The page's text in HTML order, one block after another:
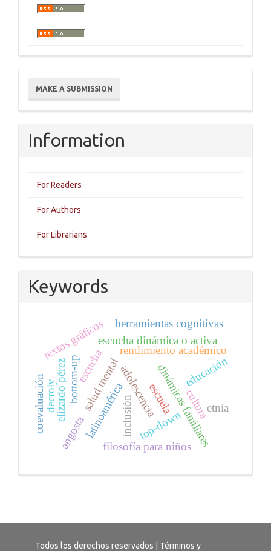
Make
Submission
MAKE A SUBMISSION
Information
For Readers
For Authors
For Librarians
Keywords
adolescenciadinámicas familiares
rendimiento académico
salud mental
escucha
escucha dinámica o activa
bottom-up
top-down
textos gráficos
latinoamérica
educación
inclusión
elizardo pérez escuela culturaetnia
herramientas cognitivas
filosofía para niños
decroly
angosta
coevaluación
Todos los derechos reservados | Términos y